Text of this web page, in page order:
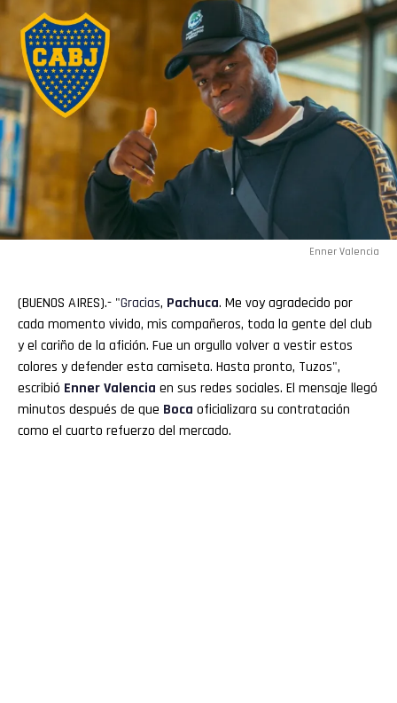
Enner Valencia
(BUENOS AIRES).- "Gracias, Pachuca. Me voy agradecido por
cada momento vivido, mis compañeros, toda la gente del club
y el cariño de la afición. Fue un orgullo volver a vestir estos
colores y defender esta camiseta. Hasta pronto, Tuzos",
escribió Enner Valencia en sus redes sociales. El mensaje llegó
minutos después de que Boca oficializara su contratación
como el cuarto refuerzo del mercado.